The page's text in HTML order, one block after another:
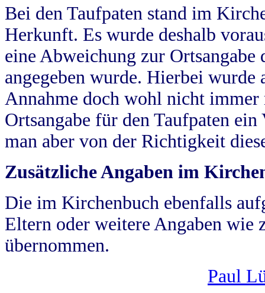
Bei den Taufpaten stand im
Herkunft. Es wurde deshalb
eine Abweichung zur
angegeben wurde. Hierbei wurde
Annahme doch wohl nicht
Ortsangabe für den Taufpaten
man aber von der Richtigkeit
Zusätzliche Angaben im
Die im Kirchenbuch ebenfalls
Eltern oder weitere Angaben wie
übernommen.
Paul